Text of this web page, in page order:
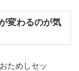
変わるのが気
ためしセッ